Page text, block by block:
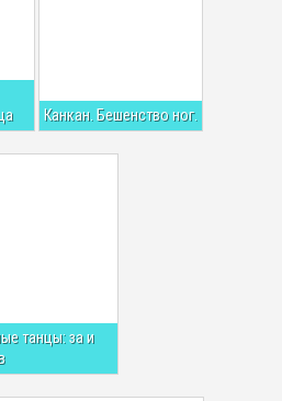
Канкан. Бешенство ног.
танцы: за и